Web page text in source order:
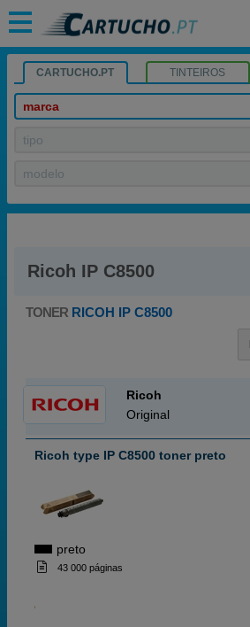
CARTUCHO.PT TINTEIROS
marca
tipo
modelo
Ricoh IP C8500
TONER RICOH IP C8500
Ricoh
Original
Ricoh type IP C8500 toner preto
preto
43 000 páginas